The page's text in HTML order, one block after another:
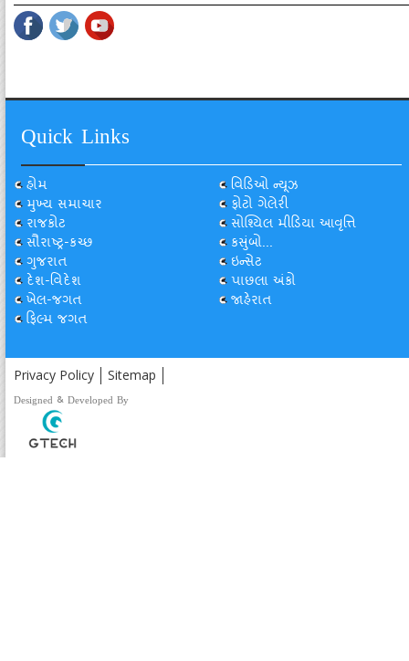
Quick Links
હોમ
મુખ્ય સમાચાર
રાજકોટ
સૌરાષ્ટ્ર-કચ્છ
ગુજરાત
દેશ-વિદેશ
ખેલ-જગત
ફિલ્મ જગત
વિડિઓ ન્યૂઝ
ફોટો ગેલેરી
સોશ્યિલ મીડિયા આવૃત્તિ
કસુંબો...
ઇન્સેટ
પાછલા અંકો
જાહેરાત
Privacy Policy Sitemap
Designed & Developed By